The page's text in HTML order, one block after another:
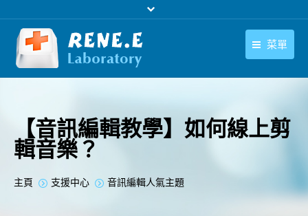
菜單
下載中心
聯絡我們
【音訊編輯教學】如何線上剪
輯音樂？
您在此处：
主頁 支援中心 音訊編輯人氣主題